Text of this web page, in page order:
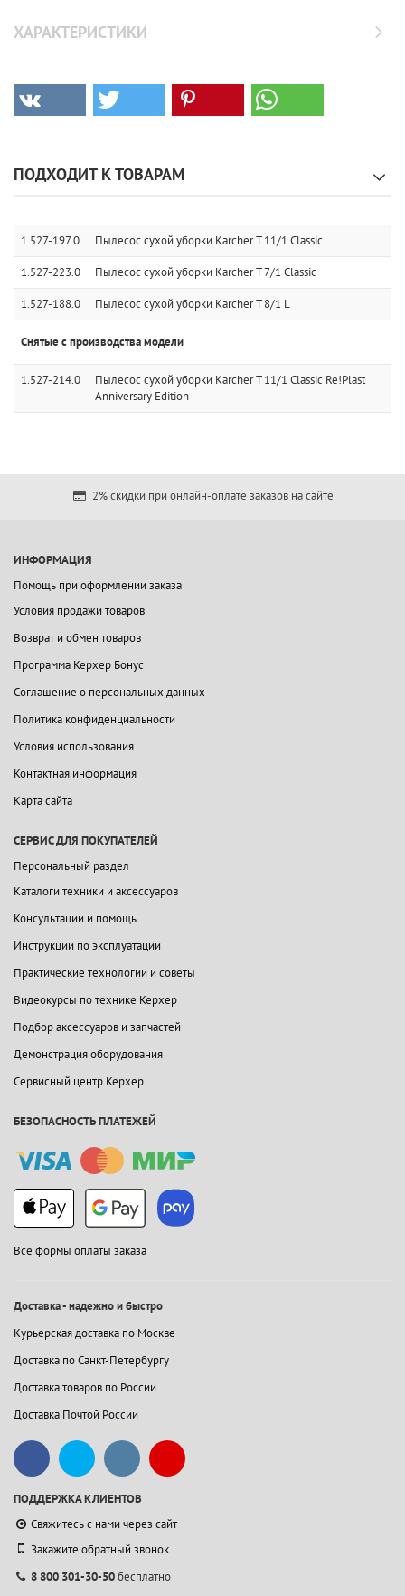
ХАРАКТЕРИСТИКИ
ПОДХОДИТ К ТОВАРАМ
1.527-197.0 Пылесос сухой уборки Karcher T 11/1 Classic
1.527-223.0 Пылесос сухой уборки Karcher T 7/1 Classic
1.527-188.0 Пылесос сухой уборки Karcher T 8/1 L
Снятые с производства модели
1.527-214.0
Пылесос сухой уборки Karcher T 11/1 Classic Re!Plast
Anniversary Edition
2% скидки при онлайн-оплате заказов на сайте
ИНФОРМАЦИЯ
Помощь при оформлении заказа
Условия продажи товаров
Возврат и обмен товаров
Программа Керхер Бонус
Соглашение о персональных данных
Политика конфиденциальности
Условия использования
Контактная информация
Карта сайта
СЕРВИС ДЛЯ ПОКУПАТЕЛЕЙ
Персональный раздел
Каталоги техники и аксессуаров
Консультации и помощь
Инструкции по эксплуатации
Практические технологии и советы
Видеокурсы по технике Керхер
Подбор аксессуаров и запчастей
Демонстрация оборудования
Сервисный центр Керхер
БЕЗОПАСНОСТЬ ПЛАТЕЖЕЙ
Все формы оплаты заказа
Доставка - надежно и быстро
Курьерская доставка по Москве
Доставка по Санкт-Петербургу
Доставка товаров по России
Доставка Почтой России
ПОДДЕРЖКА КЛИЕНТОВ
Свяжитесь с нами через сайт
Закажите обратный звонок
8 800 301-30-50бесплатно